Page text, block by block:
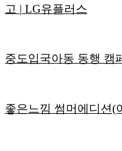
고 | LG유플러스
중도입국아동 동행 캠
좋은느낌 썸머에디션(